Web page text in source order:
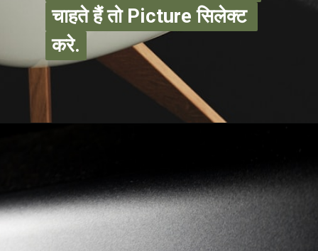
चाहते हैं तो Picture सिलेक्ट
करे.
चाहते हैं तो Picture सिलेक्ट
करे.